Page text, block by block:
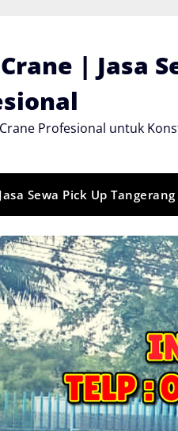
| Jasa
Crane Profesional untuk
Jasa Sewa Pick Up